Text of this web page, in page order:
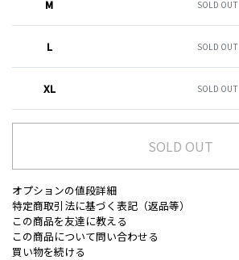
M SOLD OUT
L SOLD OUT
XL SOLD OUT
SOLD OUT
オプションの値段詳細
特定商取引法に基づく表記（返品等）
この商品を友達に教える
この商品について問い合わせる
買い物を続ける